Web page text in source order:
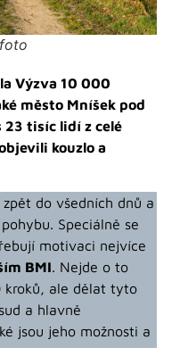
Výzva 10 000
město Mníšek pod
23 tisíc lidí z celé
kouzlo a
do všedních dnů a
Speciálně se
motivaci nejvíce
BMI. Nejde o to
kroků, ale dělat tyto
a hlavně
jsou jeho možnosti a